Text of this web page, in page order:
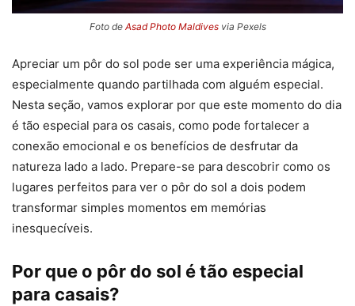
Foto de Asad Photo Maldivesvia Pexels
Apreciar um pôr do sol pode ser uma experiência mágica,
especialmente quando partilhada com alguém especial.
Nesta seção, vamos explorar por que este momento do dia
é tão especial para os casais, como pode fortalecer a
conexão emocional e os benefícios de desfrutar da
natureza lado a lado. Prepare-se para descobrir como os
lugares perfeitos para ver o pôr do sol a dois podem
transformar simples momentos em memórias
inesquecíveis.
Por que o pôr do sol é tão especial
para casais?